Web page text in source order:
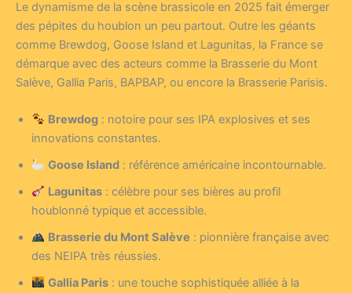
Le dynamisme de la scène brassicole en 2025 fait émerger
des pépites du houblon un peu partout. Outre les géants
comme Brewdog, Goose Island et Lagunitas, la France se
démarque avec des acteurs comme la Brasserie du Mont
Salève, Gallia Paris, BAPBAP, ou encore la Brasserie Parisis.
Brewdog: notoire pour ses IPA explosives et ses
innovations constantes.
Goose Island: référence américaine incontournable.
Lagunitas: célèbre pour ses bières au profil
houblonné typique et accessible.
Brasserie du Mont Salève : pionnière française avec
des NEIPA très réussies.
Gallia Paris: une touche sophistiquée alliée à la